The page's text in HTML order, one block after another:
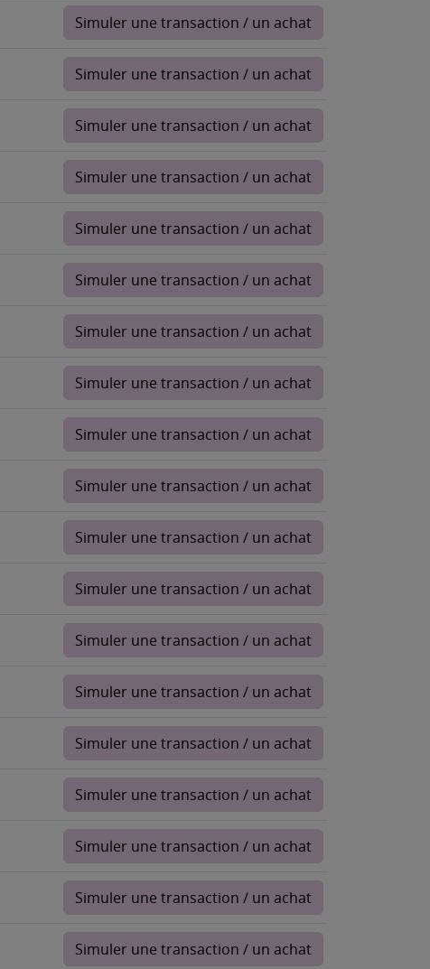
Simuler une transaction / un achat
Simuler une transaction / un achat
Simuler une transaction / un achat
Simuler une transaction / un achat
Simuler une transaction / un achat
Simuler une transaction / un achat
Simuler une transaction / un achat
Simuler une transaction / un achat
Simuler une transaction / un achat
Simuler une transaction / un achat
Simuler une transaction / un achat
Simuler une transaction / un achat
Simuler une transaction / un achat
Simuler une transaction / un achat
Simuler une transaction / un achat
Simuler une transaction / un achat
Simuler une transaction / un achat
Simuler une transaction / un achat
Simuler une transaction / un achat